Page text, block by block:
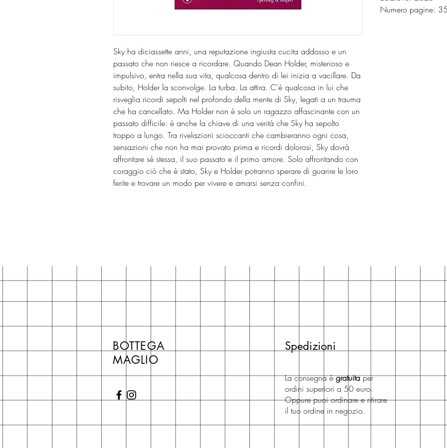
Sky ha diciassette anni, una reputazione ingiusta cucita addosso e un
passato che non riesce a ricordare. Quando Dean Holder, misterioso e
impulsivo, entra nella sua vita, qualcosa dentro di lei inizia a vacillare. Da
subito, Holder la sconvolge. La turba. La attira. C'è qualcosa in lui che
risveglia ricordi sepolti nel profondo della mente di Sky, legati a un trauma
che ha cancellato. Ma Holder non è solo un ragazzo affascinante con un
passato difficile: è anche la chiave di una verità che Sky ha sepolto
troppo a lungo. Tra rivelazioni scioccanti che cambieranno ogni cosa,
sensazioni che non ha mai provato prima e ricordi dolorosi, Sky dovrà
affrontare sé stessa, il suo passato e il primo amore. Solo affrontando con
coraggio ciò che è stato, Sky e Holder potranno sperare di guarire le loro
ferite e trovare un modo per vivere e amarsi senza confini.
Numero pagine:
BOTTEGA
MAGLIO
Spedizioni
La consegna ègratuitaper
ordini superiori a 50 euro.
Oppure puoi ordinare e ritirare
il tuo ordine in negozio.